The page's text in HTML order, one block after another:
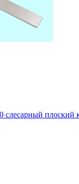
слесарный плоский